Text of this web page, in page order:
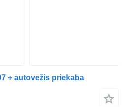
+ autovežis priekaba